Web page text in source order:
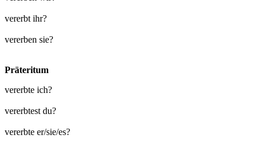
vererbt ihr?
vererben sie?
Präteritum
vererbte ich?
vererbtest du?
vererbte er/sie/es?